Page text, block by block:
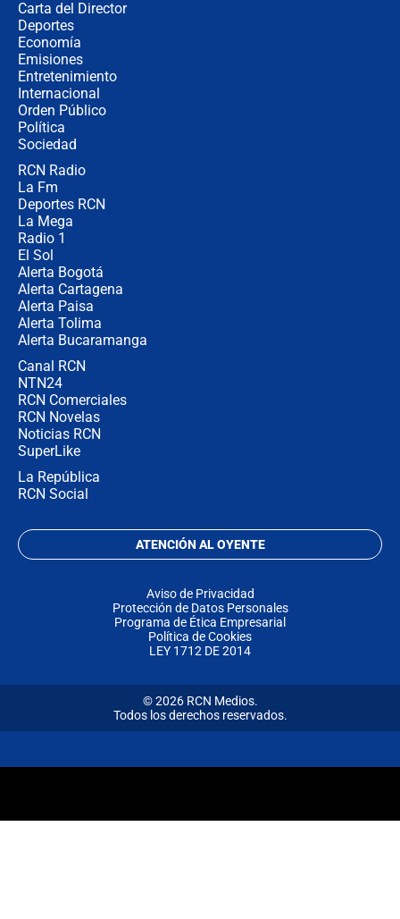
Carta del Director
Deportes
Economía
Emisiones
Entretenimiento
Internacional
Orden Público
Política
Sociedad
RCN Radio
La Fm
Deportes RCN
La Mega
Radio 1
El Sol
Alerta Bogotá
Alerta Cartagena
Alerta Paisa
Alerta Tolima
Alerta Bucaramanga
Canal RCN
NTN24
RCN Comerciales
RCN Novelas
Noticias RCN
SuperLike
La República
RCN Social
ATENCIÓN AL OYENTE
Aviso de Privacidad
Protección de Datos Personales
Programa de Ética Empresarial
Política de Cookies
LEY 1712 DE 2014
© 2026 RCN Medios.
Todos los derechos reservados.